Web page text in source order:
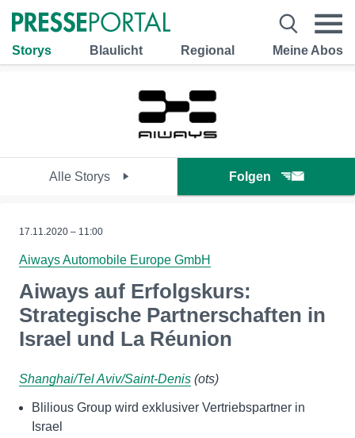
Storys Blaulicht Regional Meine Abos
Alle Storys Folgen
17.11.2020 – 11:00
Aiways Automobile Europe GmbH
Aiways auf Erfolgskurs:
Strategische Partnerschaften in
Israel und La Réunion
Shanghai/Tel Aviv/Saint-Denis (ots)
Blilious Group wird exklusiver Vertriebspartner in
Israel